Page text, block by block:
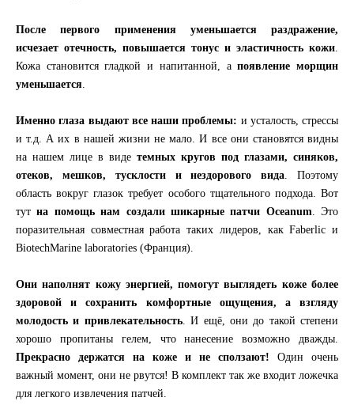
После первого применения уменьшается раздражение,
исчезает отечность, повышается тонус и эластичность кожи
Кожа становится гладкой и напитанной, апоявление морщин
уменьшается
Именно глаза выдают все наши проблемы: и усталость, стрессы
и т.д. А их в нашей жизни не мало. И все они становятся видны
на нашем лице в виде темных кругов под глазами, синяков,
отеков, мешков, тусклости и нездорового вида . Поэтому
область вокруг глазок требует особого тщательного подхода. Вот
тутна помощь нам создали шикарные патчи Oceanum . Это
поразительная совместная работа таких лидеров, как Faberlic и
BiotechMarine laboratories (Франция).
Они наполнят кожу энергией, помогут выглядеть коже более
здоровой и сохранить комфортные ощущения, а взгляду
молодость и привлекательность. И ещё, они до такой степени
хорошо пропитаны гелем, что нанесение возможно дважды.
Прекрасно держатся на коже и не сползают! Один очень
важный момент, они не рвутся! В комплект так же входит ложечка
для легкого извлечения патчей.